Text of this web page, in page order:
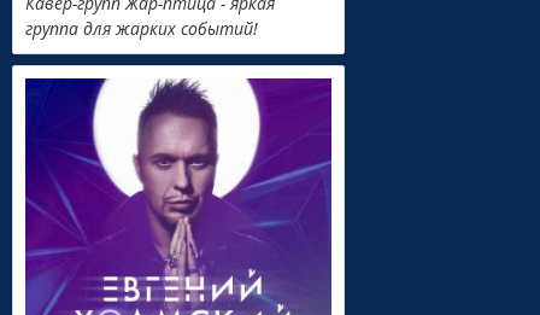
группа для жарких событий!